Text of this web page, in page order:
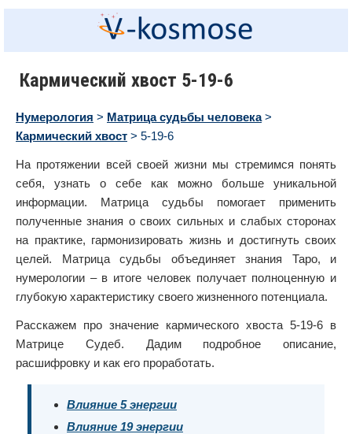
Кармический хвост 5-19-6
Нумерология > Матрица судьбы человека>
Кармический хвост > 5-19-6
На протяжении всей своей жизни мы стремимся понять
себя, узнать о себе как можно больше уникальной
информации. Матрица судьбы помогает применить
полученные знания о своих сильных и слабых сторонах
на практике, гармонизировать жизнь и достигнуть своих
целей. Матрица судьбы объединяет знания Таро, и
нумерологии – в итоге человек получает полноценную и
глубокую характеристику своего жизненного потенциала.
Расскажем про значение кармического хвоста 5-19-6 в
Матрице Судеб. Дадим подробное описание,
расшифровку и как его проработать.
Влияние 5 энергии
Влияние 19 энергии